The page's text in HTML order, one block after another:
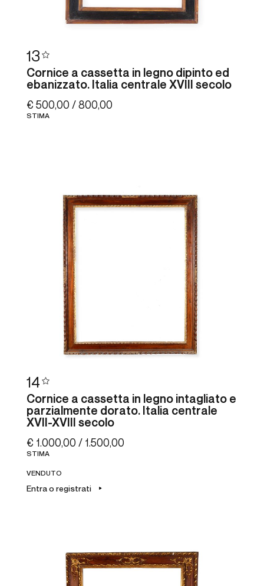
13
Cornice a cassetta in legno dipinto ed
ebanizzato. Italia centrale XVIII secolo
€ 500,00 / 800,00
STIMA
14
Cornice a cassetta in legno intagliato e
parzialmente dorato. Italia centrale
XVII-XVIII secolo
€ 1.000,00 / 1.500,00
STIMA
VENDUTO
Entra o registrati